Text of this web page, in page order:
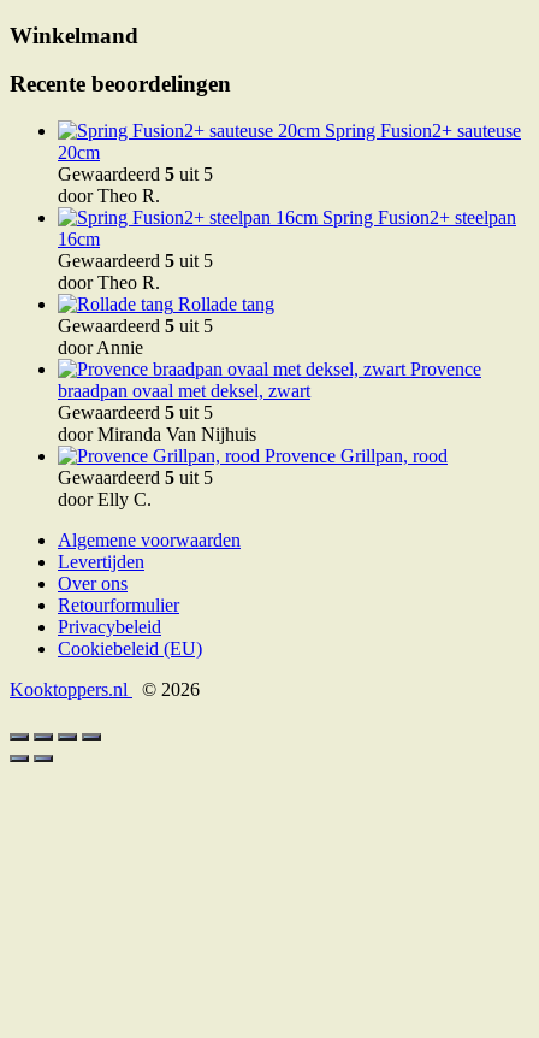
Winkelmand
Recente beoordelingen
Spring Fusion2+ sauteuse
20cm
Gewaardeerd 5 uit 5
door Theo R.
Spring Fusion2+ steelpan
16cm
Gewaardeerd 5 uit 5
door Theo R.
Rollade tang
Gewaardeerd 5 uit 5
door Annie
Provence
braadpan ovaal met deksel, zwart
Gewaardeerd 5 uit 5
door Miranda Van Nijhuis
Provence Grillpan, rood
Gewaardeerd 5 uit 5
door Elly C.
Algemene voorwaarden
Levertijden
Over ons
Retourformulier
Privacybeleid
Cookiebeleid (EU)
Kooktoppers.nl
© 2026